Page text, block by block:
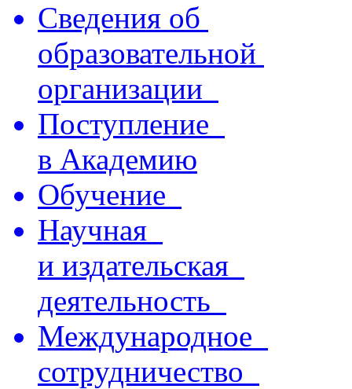
Сведения об
образовательной
организации
Поступление
в Академию
Обучение
Научная
и издательская
деятельность
Международное
сотрудничество